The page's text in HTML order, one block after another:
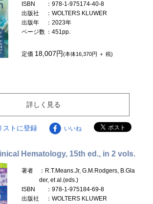
ISBN
：978-1-975174-40-8
出版社
：WOLTERS KLUWER
出版年
：2023年
ページ数 ：451pp.
定価 18,007円(本体16,370円 ＋ 税)
詳しく見る
ストに登録 いいね
Hematology, 15th ed., in 2 vols.
著者
：R.T.Means.Jr, G.M.Rodgers, B.Gla
der, et al.(eds.)
ISBN
：978-1-975184-69-8
出版社
：WOLTERS KLUWER